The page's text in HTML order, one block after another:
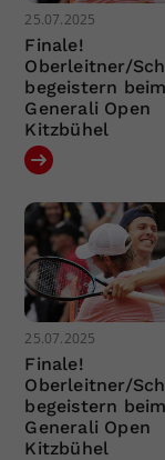
25.07.2025
Finale!
Oberleitner/
begeistern beim
Generali Open
Kitzbühel
25.07.2025
Finale!
Oberleitner/
begeistern beim
Generali Open
Kitzbühel